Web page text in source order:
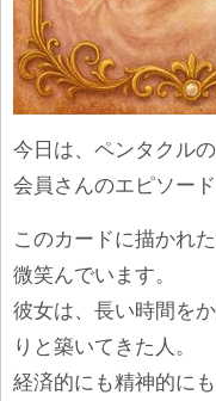
今日は、ペンタクル
会員さんのエピソー
このカードに描かれ
微笑んでいます。
彼女は、長い時間を
りと築いてきた人。
経済的にも精神的に